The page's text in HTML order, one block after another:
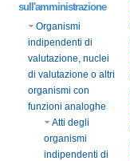
sull'amministrazione
Organismi
indipendenti di
valutazione, nuclei
di valutazione o altri
organismi con
funzioni analoghe
Atti degli
organismi
indipendenti di